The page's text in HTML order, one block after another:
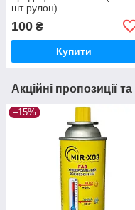
шт рулон)
100 ₴
Купити
Акційні пропозиції
–15%